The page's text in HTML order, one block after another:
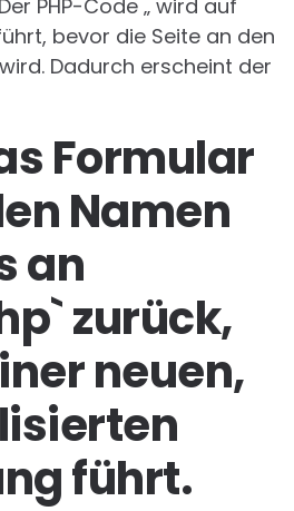
PHP-Code „ wird auf
bevor die Seite an den
Dadurch erscheint der
Formular
Namen
an
zurück,
neuen,
führt.